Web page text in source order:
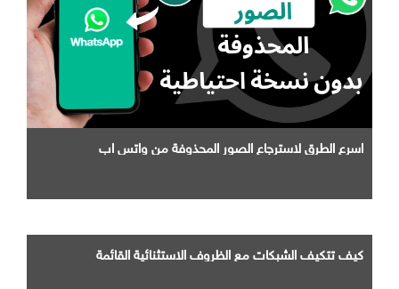
اسرع الطرق لاسترجاع الصور المحذوفة من واتس اب
كيف تتكيف الشبكات مع الظروف الاستثنائية القائمة